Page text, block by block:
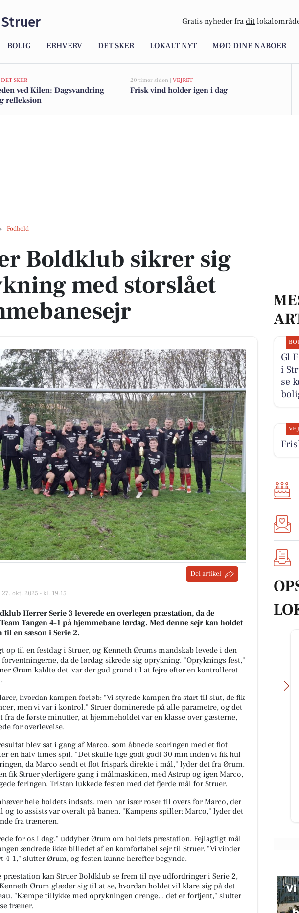
Struer Gratis nyheder fra dit
BOLIG ERHVERV DET SKER LOKALT NYT MØD DINE NABOER
DET SKER
ved Kilen: Dagsvandring
refleksion
20 timer siden | VEJRET
Frisk vind holder igen i dag
Fodbold
sikrer sig oprykning med storslået hjemmebanesejr
Boldklub sikrer sig
med storslået
Del artikel
27. okt. 2025 - kl. 19:15
Herrer Serie 3 leverede en overlegen præstation, da de
Tangen 4-1 på hjemmebane lørdag. Med denne sejr kan holdet
til en sæson i Serie 2.
op til en festdag i Struer, og Kenneth Ørums mandskab levede i den
da de lørdag sikrede sig oprykning. "Opryknings fest,"
Ørum kaldte det, var der god grund til at fejre efter en kontrolleret
hvordan kampen forløb: "Vi styrede kampen fra start til slut, de fik
men vi var i kontrol." Struer dominerede på alle parametre, og det
fra de første minutter, at hjemmeholdet var en klasse over gæsterne,
for overlevelse.
blev sat i gang af Marco, som åbnede scoringen med et flot
en halv times spil. "Det skulle lige godt godt 30 min inden vi fik hul
da Marco sendt et flot frispark direkte i mål," lyder det fra Ørum.
fik Struer yderligere gang i målmaskinen, med Astrup og igen Marco,
føringen. Tristan lukkede festen med det fjerde mål for Struer.
hele holdets indsats, men har især roser til overs for Marco, der
og to assists var overalt på banen. "Kampens spiller: Marco," lyder det
fra træneren.
for os i dag," uddyber Ørum om holdets præstation. Fejlagtigt mål
ændrede ikke billedet af en komfortabel sejr til Struer. "Vi vinder
4-1," slutter Ørum, og festen kunne herefter begynde.
præstation kan Struer Boldklub se frem til nye udfordringer i Serie 2,
Ørum glæder sig til at se, hvordan holdet vil klare sig på det
"Kæmpe tillykke med oprykningen drenge... det er fortjent," slutter
træner.
Gl
i
se
Autocenter
Hvornår har du sidst fået tjekket
Bremserne er noget af
vigtigste for din tryghed på
Med et bremsee...
opslaget
Zones By Gitte
Blot en lille præsentation af
behandlingsmuligheder hos mig
😉 Jeg får ofte spørgsmålet om,
hvilke behandlinger jeg udøver
Åbn opslaget